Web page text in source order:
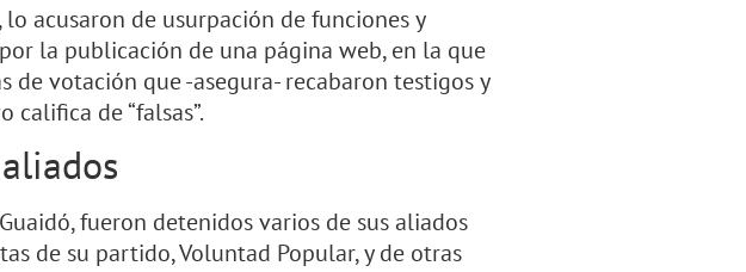
acusaron de usurpación de funciones y
la publicación de una página web, en la que
de votación que -asegura- recabaron testigos y
califica de “falsas”.
fueron detenidos varios de sus aliados
de su partido, Voluntad Popular, y de otras